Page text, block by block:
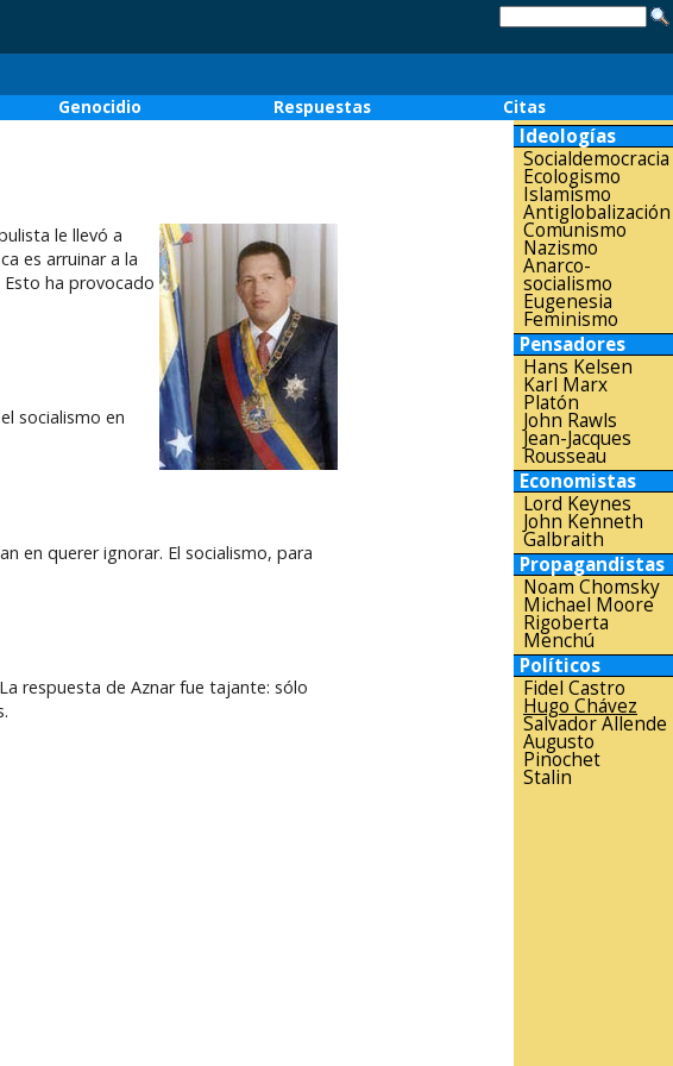
Genocidio Respuestas
Citas
le llevó a
es arruinar a la
ha provocado
socialismo en
en querer ignorar. El socialismo, para
respuesta de Aznar fue tajante: sólo
Ideologías
Socialdemocracia
Ecologismo
Islamismo
Antiglobalización
Comunismo
Nazismo
Anarco-
socialismo
Eugenesia
Feminismo
Pensadores
Hans Kelsen
Karl Marx
Platón
John Rawls
Jean-Jacques
Rousseau
Economistas
Lord Keynes
John Kenneth
Galbraith
Propagandistas
Noam Chomsky
Michael Moore
Rigoberta
Menchú
Políticos
Fidel Castro
Hugo Chávez
Salvador Allende
Augusto
Pinochet
Stalin